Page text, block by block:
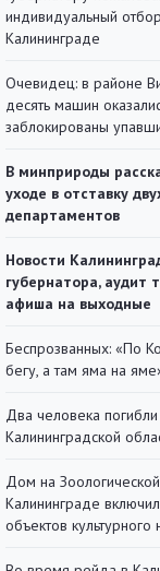
индивидуальный
Калининграде
Очевидец: в районе
десять машин
заблокированы
В минприроды
уходе в отставку
департаментов
Новости
губернатора, аудит
афиша на выходные
Беспрозванных: «По
бегу, а там яма на
Два человека
Калининградской
Дом на
Калининграде
объектов культурного